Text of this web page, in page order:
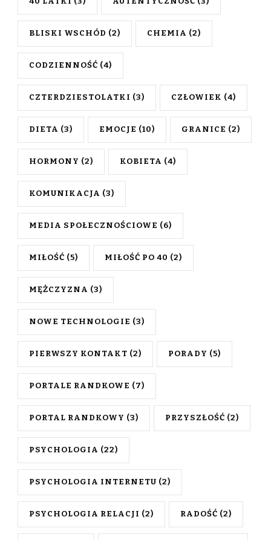
BLISKI WSCHÓD (2) CHEMIA (2)
CODZIENNOŚĆ (4)
CZTERDZIESTOLATKI (3) CZŁOWIEK (4)
DIETA (3) EMOCJE (10) GRANICE (2)
HORMONY (2) KOBIETA (4)
KOMUNIKACJA (3)
MEDIA SPOŁECZNOŚCIOWE (6)
MIŁOŚĆ (5) MIŁOŚĆ PO 40 (2)
MĘŻCZYZNA (3)
NOWE TECHNOLOGIE (3)
PIERWSZY KONTAKT (2) PORADY (5)
PORTALE RANDKOWE (7)
PORTAL RANDKOWY (3) PRZYSZŁOŚĆ (2)
PSYCHOLOGIA (22)
PSYCHOLOGIA INTERNETU (2)
PSYCHOLOGIA RELACJI (2) RADOŚĆ (2)